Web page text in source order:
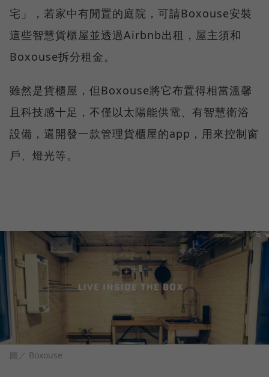
宅」，若家中有閒置的庭院，可請Boxouse安裝
這些智慧貨櫃屋並透過Airbnb出租，屋主須和
Boxouse拆分租金。
雖然是貨櫃屋，但Boxouse將它布置得相當溫馨
且科技感十足，不僅以太陽能供電、有智慧衛浴
設備，還開發一款管理貨櫃屋的app，用來控制窗
戶、燈光等。
圖／ Boxouse